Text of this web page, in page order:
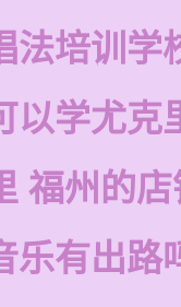
法培训学
以学尤克
福州的店
乐有出路